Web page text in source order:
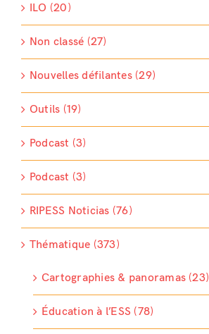
ILO (20)
Non classé (27)
Nouvelles défilantes (29)
Outils (19)
Podcast (3)
Podcast (3)
RIPESS Noticias (76)
Thématique (373)
Cartographies & panoramas (23)
Éducation à l’ESS (78)